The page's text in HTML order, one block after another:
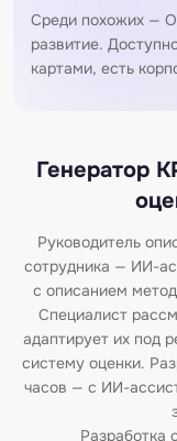
Среди похожих —
развитие.
картами, есть
Генератор
Руководитель
сотрудника — ИИ-
с описанием
Специалист
адаптирует их под
систему оценки.
часов — с ИИ-
Разработка